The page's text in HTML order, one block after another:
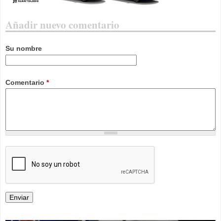
Añadir nuevo comentario
Su nombre
Comentario *